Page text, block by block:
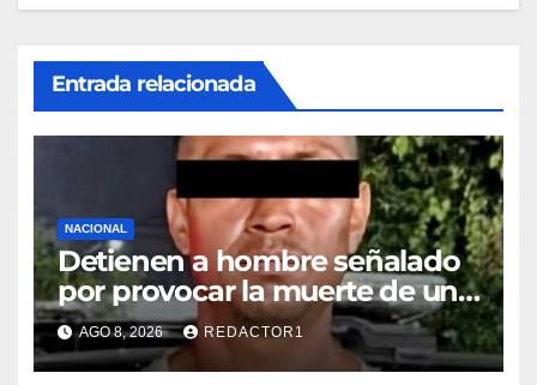
Entrada relacionada
NACIONAL
Detienen a hombre señalado
por provocar la muerte de un
adulto mayor
AGO 8, 2026 REDACTOR1